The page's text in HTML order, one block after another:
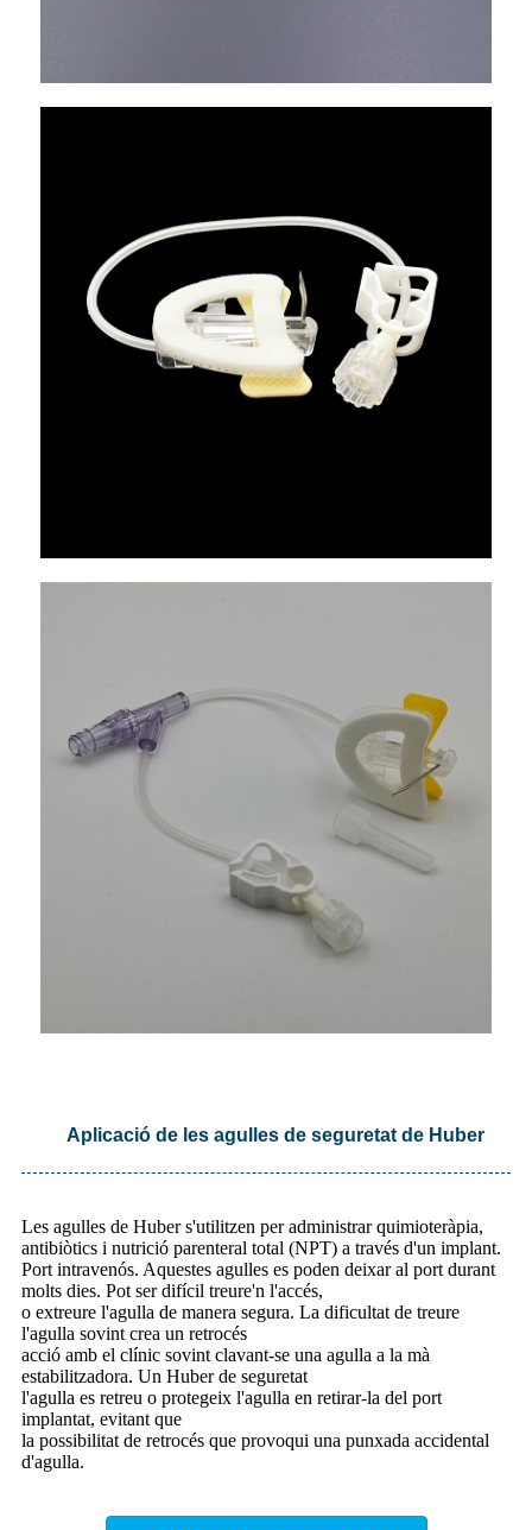
Aplicació de les agulles de seguretat de Huber
Les agulles de Huber s'utilitzen per administrar quimioteràpia,
antibiòtics i nutrició parenteral total (NPT) a través d'un implant.
Port intravenós. Aquestes agulles es poden deixar al port durant
molts dies. Pot ser difícil treure'n l'accés,
o extreure l'agulla de manera segura. La dificultat de treure
l'agulla sovint crea un retrocés
acció amb el clínic sovint clavant-se una agulla a la mà
estabilitzadora. Un Huber de seguretat
l'agulla es retreu o protegeix l'agulla en retirar-la del port
implantat, evitant que
la possibilitat de retrocés que provoqui una punxada accidental
d'agulla.